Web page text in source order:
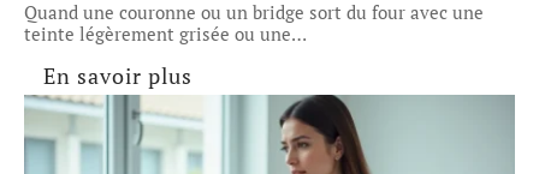
Quand une couronne ou un bridge sort du four avec une
teinte légèrement grisée ou une…
En savoir plus